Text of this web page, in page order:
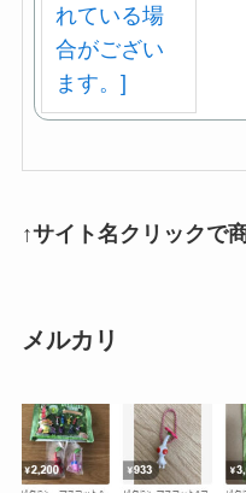
↑サイト名クリックで
メルカリ